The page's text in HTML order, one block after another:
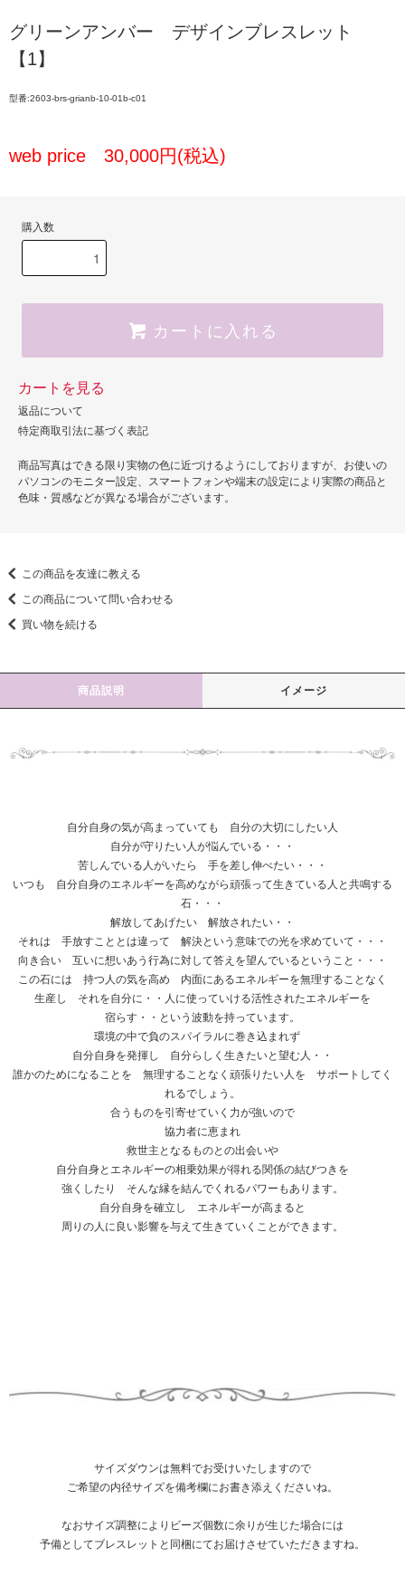
グリーンアンバー デザインブレスレット
【1】
型番:2603-brs-grianb-10-01b-c01
web price 30,000円(税込)
購入数
カートに入れる
カートを見る
返品について
特定商取引法に基づく表記
商品写真はできる限り実物の色に近づけるようにしておりますが、お使いの
パソコンのモニター設定、スマートフォンや端末の設定により実際の商品と
色味・質感などが異なる場合がございます。
この商品を友達に教える
この商品について問い合わせる
買い物を続ける
商品説明 イメージ
自分自身の気が高まっていても 自分の大切にしたい人
自分が守りたい人が悩んでいる・・・
苦しんでいる人がいたら 手を差し伸べたい・・・
いつも 自分自身のエネルギーを高めながら頑張って生きている人と共鳴する
石・・・
解放してあげたい 解放されたい・・
それは 手放すこととは違って 解決という意味での光を求めていて・・・
向き合い 互いに想いあう行為に対して答えを望んでいるということ・・・
この石には 持つ人の気を高め 内面にあるエネルギーを無理することなく
生産し それを自分に・・人に使っていける活性されたエネルギーを
宿らす・・という波動を持っています。
環境の中で負のスパイラルに巻き込まれず
自分自身を発揮し 自分らしく生きたいと望む人・・
誰かのためになることを 無理することなく頑張りたい人を サポートしてく
れるでしょう。
合うものを引寄せていく力が強いので
協力者に恵まれ
救世主となるものとの出会いや
自分自身とエネルギーの相乗効果が得れる関係の結びつきを
強くしたり そんな縁を結んでくれるパワーもあります。
自分自身を確立し エネルギーが高まると
周りの人に良い影響を与えて生きていくことができます。
サイズダウンは無料でお受けいたしますので
ご希望の内径サイズを備考欄にお書き添えくださいね。
なおサイズ調整によりビーズ個数に余りが生じた場合には
予備としてブレスレットと同梱にてお届けさせていただきますね。